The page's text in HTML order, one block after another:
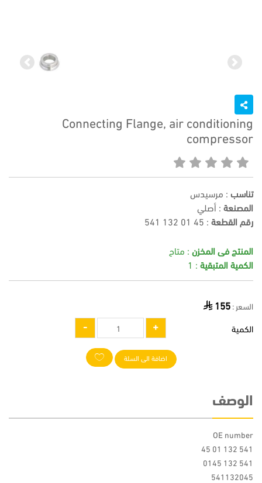
Next
Connecting Flange, air conditioning
compressor
تناسب : مرسيدس
المصنعة : أصلي
رقم القطعة :
541 132 01 45
المنتج فى المخزن : متاح
الكمية المتبقية : 1
السعر :155
الكمية
اضافة الى السلة
الوصف
OE number
541 132 01 45
541 132 0145
541132045